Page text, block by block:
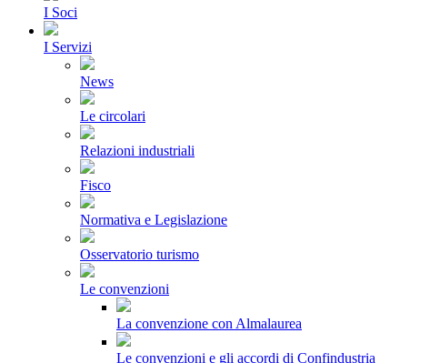
I Soci
I Servizi
News
Le circolari
Relazioni industriali
Fisco
Normativa e Legislazione
Osservatorio turismo
Le convenzioni
La convenzione con Almalaurea
Le convenzioni e gli accordi di Confindustria